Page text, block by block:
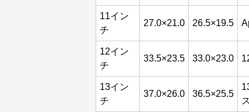
11イン
チ
27.0×21.0 26.5×19.5
12イン
チ
33.5×23.5 33.0×23.0
13イン
チ
37.0×26.0 36.5×25.5